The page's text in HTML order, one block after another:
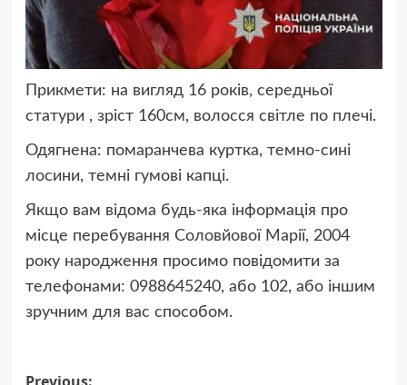
Прикмети: на вигляд 16 років, середньої
статури , зріст 160см, волосся світле по плечі.
Одягнена: помаранчева куртка, темно-сині
лосини, темні гумові капці.
Якщо вам відома будь-яка інформація про
місце перебування Соловйової Марії, 2004
року народження просимо повідомити за
телефонами: 0988645240, або 102, або іншим
зручним для вас способом.